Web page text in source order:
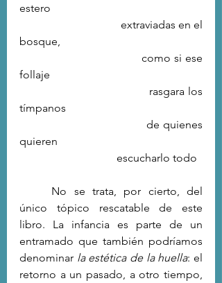
estero
extraviadas en el
bosque,
como si ese
follaje
rasgara los
tímpanos
de quienes
quieren
escucharlo todo
único tópico rescatable de este
libro. La infancia es parte de un
entramado que también podríamos
denominar la estética de la huella: el
retorno a un pasado, a otro tiempo,